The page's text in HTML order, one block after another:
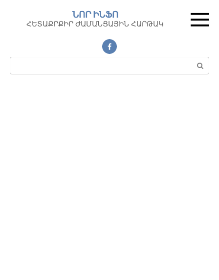
контенту
ՆՈՐ ԻՆՖՈ
ՀԵՏԱՔՐՔԻՐ ԺԱՄԱՆՑԱՅԻՆ ՀԱՐԹԱԿ
Поиск: